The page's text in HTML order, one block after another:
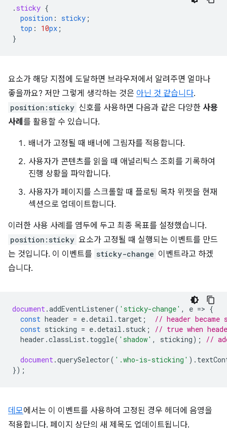
. sticky {
position : sticky ;
top : 10px ;
}
요소가 해당 지점에 도달하면 브라우저에서 알려주면 얼마나
좋을까요? 저만 그렇게 생각하는 것은 아닌 것 같습니다.
position:sticky 신호를 사용하면 다음과 같은 다양한 사용
사례 를 활용할 수 있습니다.
배너가 고정될 때 배너에 그림자를 적용합니다.
사용자가 콘텐츠를 읽을 때 애널리틱스 조회를 기록하여
진행 상황을 파악합니다.
사용자가 페이지를 스크롤할 때 플로팅 목차 위젯을 현재
섹션으로 업데이트합니다.
이러한 사용 사례를 염두에 두고 최종 목표를 설정했습니다.
position:sticky 요소가 고정될 때 실행되는 이벤트를 만드
는 것입니다. 이 이벤트를 sticky-change 이벤트라고 하겠
습니다.
document .addEventListener( 'sticky-change' , e => {
const header = e.detail . target ;
// header
const sticking = e.detail . stuck ;
// true when
header .classList . toggle( 'shadow' , sticking); //
document .querySelector( '.who-is-sticking' ).
});
데모에서는 이 이벤트를 사용하여 고정된 경우 헤더에 음영을
적용합니다. 페이지 상단의 새 제목도 업데이트됩니다.